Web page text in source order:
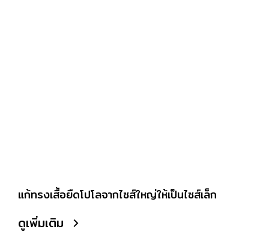
แก้ทรงเสื้อยืดโปโลจากไซส์ใหญ่ให้เป็นไซส์เล็ก
ดูเพิ่มเติม